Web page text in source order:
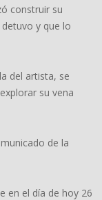
construir su
y que lo
del artista, se
su vena
de la
en el día de hoy 26